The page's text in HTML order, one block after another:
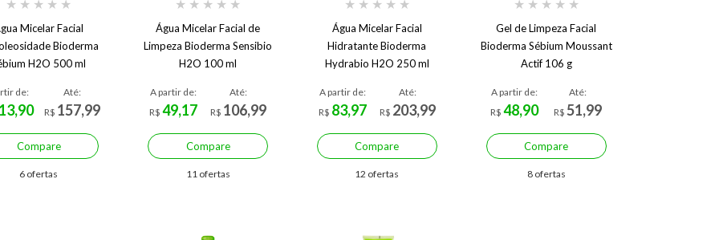
★ ★ ★ ★ ★
Micelar Facial
Bioderma
H2O 500 ml
de:
Até:
R$ 157,99
Compare
6 ofertas
★ ★ ★ ★ ★
Água Micelar Facial de
Limpeza Bioderma Sensibio
H2O 100 ml
A partir de:
R$ 49,17
Até:
R$ 106,99
Compare
11 ofertas
★ ★ ★ ★ ★
Água Micelar Facial
Hidratante Bioderma
Hydrabio H2O 250 ml
A partir de:
R$ 83,97
Até:
R$ 203,99
Compare
12 ofertas
★ ★ ★ ★ ★
Gel de Limpeza Facial
Bioderma Sébium Moussant
Actif 106 g
A partir de:
R$ 48,90
Até:
R$51,99
Compare
8 ofertas